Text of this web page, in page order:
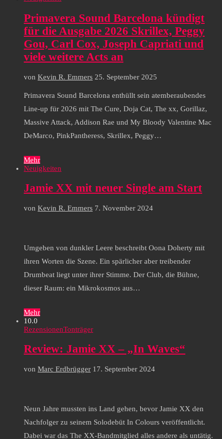
Primavera Sound Barcelona kündigt
für die Ausgabe 2026 Skrillex, Peggy
Gou, Carl Cox, Joseph Capriati und
viele weitere Acts an
von Kevin R. Emmers 25. September 2025
Primavera Sound Barcelona enthüllt sein atemberaubendes
Line-up für 2026 mit The Cure, Doja Cat, The xx, Gorillaz,
Massive Attack, Addison Rae und My Bloody Valentine Mac
DeMarco, PinkPantheress, Skrillex, Peggy…
Mehr
Neuigkeiten
Jamie XX mit neuer Single am Start
von Kevin R. Emmers 7. November 2024
Umgeben von dunkler Leere beschreibt Oona Doherty mit
ihren Worten die Szene. Ein spärlicher aber treibender
Drumbeat liegt unter ihrer Stimme. Der Club, die Bühne,
dieser Raum: ein Mikrokosmos aus…
Mehr
10.0
RezensionenTonträger
Review: Jamie XX – „In Waves“
von Marc Erdbrügger 17. September 2024
Neun Jahre mussten ins Land gehen, bevor Jamie XX den
Nachfolger zu seinem Solodebüt In Colours veröffentlicht.
Dabei war das The XX-Bandmitglied alles andere als untätig.